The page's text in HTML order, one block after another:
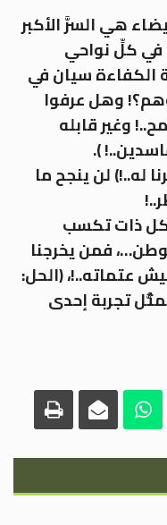
هي السرَّ الأكبر
في كلِّ نواحي
الكفاءة سيان في
وهل عرفوا
وغير قابله
).
له..!) لن ينجح ما
ذات تكسب
فمن يخرجنا
عتماته..!، (الحل:
تَمثُّل تجربة إحدى